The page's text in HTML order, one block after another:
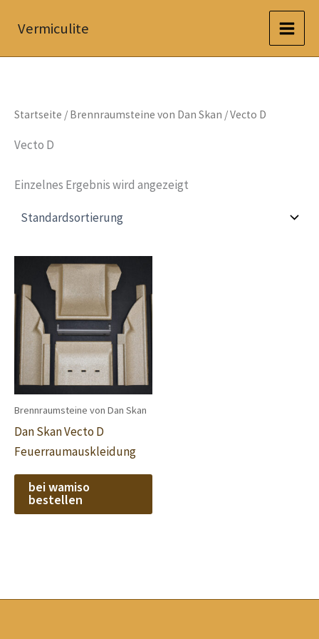
InhaltVermiculite
Startseite / Brennraumsteine von Dan Skan / Vecto D
Vecto D
Einzelnes Ergebnis wird angezeigt
Brennraumsteine von Dan Skan
Dan Skan Vecto D
Feuerraumauskleidung
bei wamiso
bestellen